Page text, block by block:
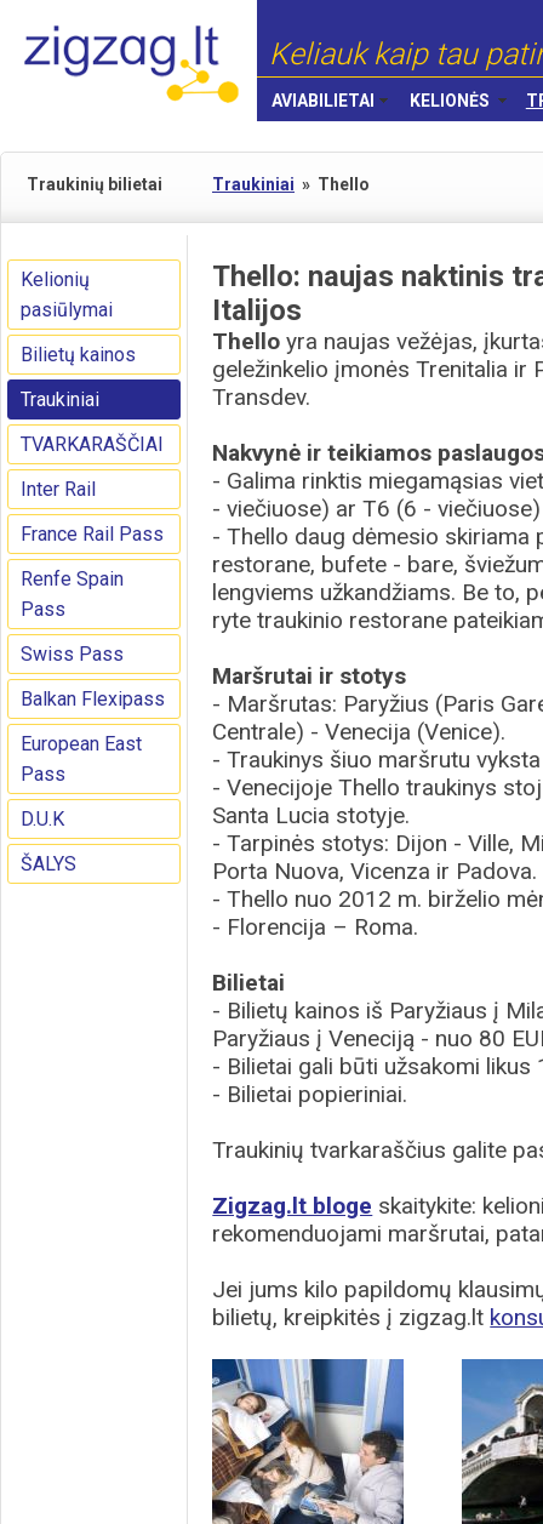
Keliauk kaip tau
AVIABILIETAI KELIONĖS
Traukinių bilietai Traukiniai » Thello
Kelionių
pasiūlymai
Bilietų kainos
Traukiniai
TVARKARAŠČIAI
Inter Rail
France Rail Pass
Renfe Spain
Pass
Swiss Pass
Balkan Flexipass
European East
Pass
D.U.K
ŠALYS
Thello: naujas naktinis
Italijos
Thello yra naujas vežėjas,
geležinkelio įmonės Trenitalia ir
Transdev.
Nakvynė ir teikiamos
- Galima rinktis miegamąsias
- viečiuose) ar T6 (6 -
- Thello daug dėmesio skiriama
restorane, bufete - bare,
lengviems užkandžiams. Be to,
ryte traukinio restorane
Maršrutai ir stotys
- Maršrutas: Paryžius (Paris
Centrale) - Venecija (Venice).
- Traukinys šiuo maršrutu
- Venecijoje Thello traukinys
Santa Lucia stotyje.
- Tarpinės stotys: Dijon - Ville,
Porta Nuova, Vicenza ir Padova.
- Thello nuo 2012 m. birželio
- Florencija – Roma.
Bilietai
- Bilietų kainos iš Paryžiaus į
Paryžiaus į Veneciją - nuo 80
- Bilietai gali būti užsakomi
- Bilietai popieriniai.
Traukinių tvarkaraščius galite
Zigzag.lt bloge skaitykite:
rekomenduojami maršrutai,
Jei jums kilo papildomų
bilietų, kreipkitės į zigzag.lt